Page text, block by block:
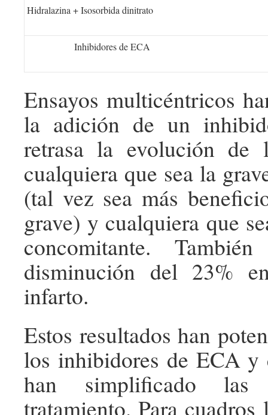
Hidralazina + Isosorbida dinitrato
Inhibidores de ECA
Ensayos multicéntricos
la adición de un
retrasa la evolución de
cualquiera que sea la
(tal vez sea más
grave) y cualquiera que
concomitante.
disminución del 23%
infarto.
Estos resultados han
los inhibidores de ECA y
han simplificado las
tratamiento. Para